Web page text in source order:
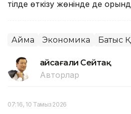
тілде өткізу жөнінде де
Аймақ Экономика Батыс
Ғайсағали Сейтақ
Авторлар
07:16, 10 Тамыз 2026